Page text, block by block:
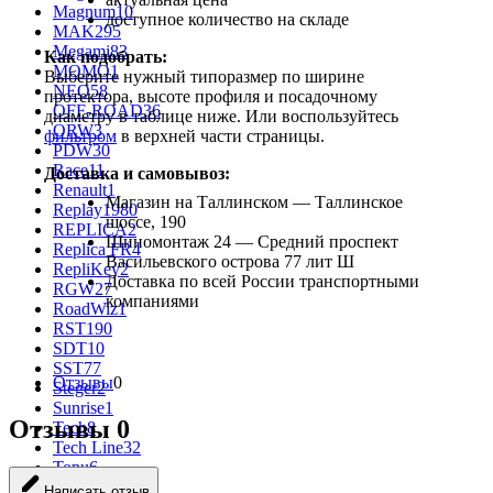
Magnum10
MAK295
Megami83
MOMO1
NEO58
OFF-ROAD36
ORW3
PDW30
Race11
Renault1
Replay1980
REPLICA2
Replica FR4
RepliKey2
RGW27
RoadWiz1
RST190
SDT10
SST77
Steger2
Sunrise1
Tech8
Tech Line32
Topu6
Trebl608
доступное количество на складе
Как подобрать:
Выберите нужный типоразмер по ширине
протектора, высоте профиля и посадочному
диаметру в таблице ниже. Или воспользуйтесь
фильтром в верхней части страницы.
Доставка и самовывоз:
Магазин на Таллинском — Таллинское
шоссе, 190
Шиномонтаж 24 — Средний проспект
Васильевского острова 77 лит Ш
Доставка по всей России транспортными
компаниями
Отзывы0
Отзывы 0